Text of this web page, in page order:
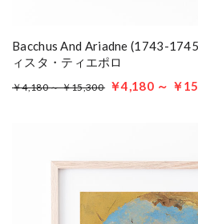
Bacchus And Ariadne (1743-
ィスタ・ティエポロ
￥4,180 ～ ￥15,300 ￥4,180 ～ ￥